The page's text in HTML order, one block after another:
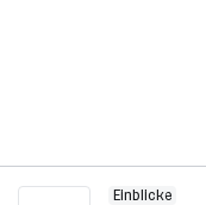
Einblicke